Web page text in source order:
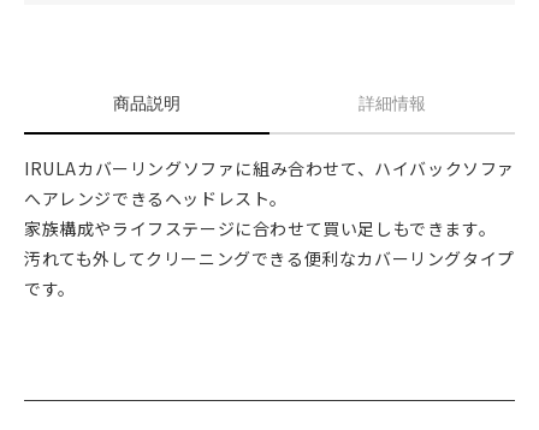
商品説明 詳細情報
IRULAカバーリングソファに組み合わせて、ハイバックソファ
へアレンジできるヘッドレスト。
家族構成やライフステージに合わせて買い足しもできます。
汚れても外してクリーニングできる便利なカバーリングタイプ
です。